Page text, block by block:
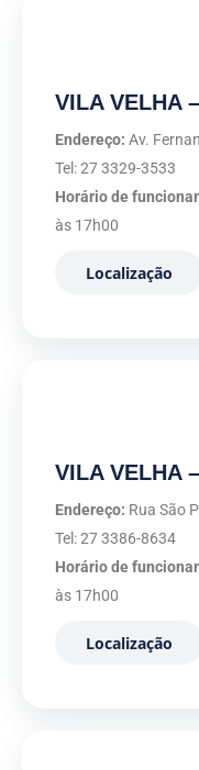
VILA VELHA
Endereço: Av.
Tel: 27 3329-3533
Horário de
às 17h00
Localização
VILA VELHA
Endereço: Rua São
Tel: 27 3386-8634
Horário de
às 17h00
Localização